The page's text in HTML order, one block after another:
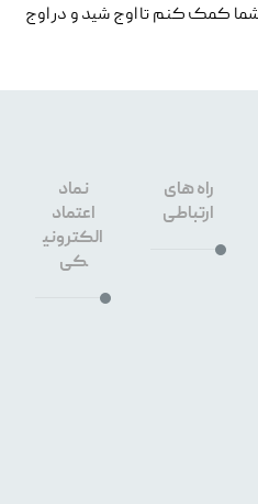
کمک کنم تا اوج شید و در اوج
راه های
ارتباطی
نماد
اعتماد
الکترونی
کی